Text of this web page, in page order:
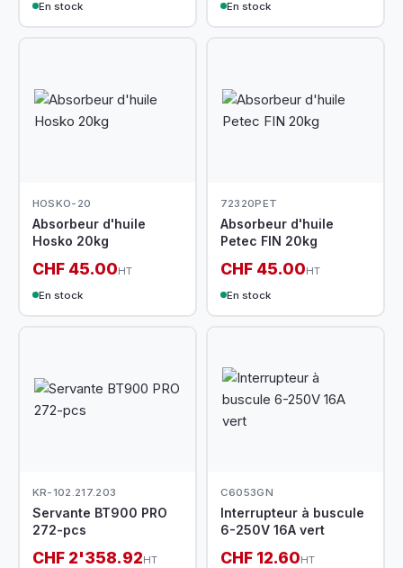
En stock
En stock
HOSKO-20
Absorbeur d'huile
Hosko 20kg
CHF 45.00HT
En stock
72320PET
Absorbeur d'huile
Petec FIN 20kg
CHF 45.00HT
En stock
KR-102.217.203
Servante BT900 PRO
272-pcs
CHF 2'358.92HT
C6053GN
Interrupteur à buscule
6-250V 16A vert
CHF 12.60HT